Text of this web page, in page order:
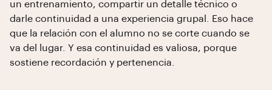
un entrenamiento, compartir un detalle técnico o
darle continuidad a una experiencia grupal. Eso hace
que la relación con el alumno no se corte cuando se
va del lugar. Y esa continuidad es valiosa, porque
sostiene recordación y pertenencia.